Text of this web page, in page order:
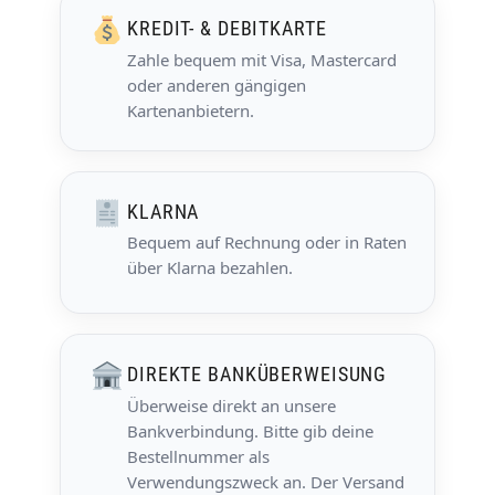
KREDIT- & DEBITKARTE
Zahle bequem mit Visa, Mastercard
oder anderen gängigen
Kartenanbietern.
KLARNA
Bequem auf Rechnung oder in Raten
über Klarna bezahlen.
DIREKTE BANKÜBERWEISUNG
Überweise direkt an unsere
Bankverbindung. Bitte gib deine
Bestellnummer als
Verwendungszweck an. Der Versand